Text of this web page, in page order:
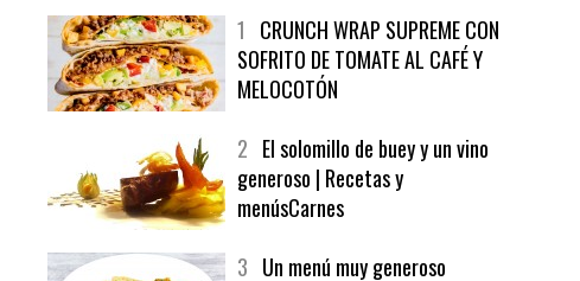
1 CRUNCH WRAP SUPREME CON
SOFRITO DE TOMATE AL CAFÉ Y
MELOCOTÓN
2 El solomillo de buey y un vino
generoso | Recetas y
menúsCarnes
3 Un menú muy generoso